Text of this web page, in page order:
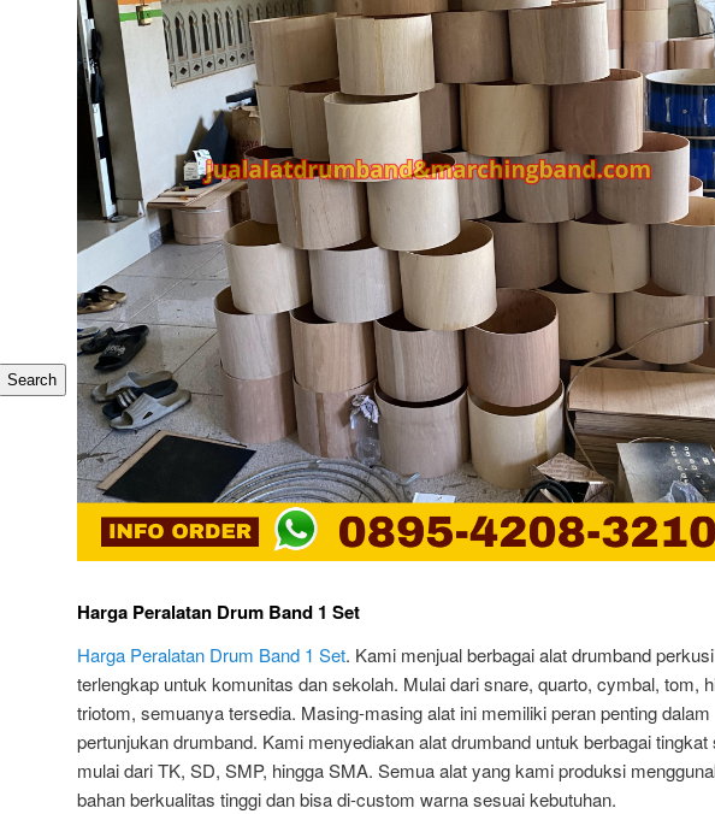
Harga Peralatan Drum Band 1 Set
Harga Peralatan Drum Band 1 Set. Kami menjual berbagai alat drumband perkusi
terlengkap untuk komunitas dan sekolah. Mulai dari snare, quarto, cymbal, tom,
triotom, semuanya tersedia. Masing-masing alat ini memiliki peran penting dalam
pertunjukan drumband. Kami menyediakan alat drumband untuk berbagai tingkat
mulai dari TK, SD, SMP, hingga SMA. Semua alat yang kami produksi
bahan berkualitas tinggi dan bisa di-custom warna sesuai kebutuhan.
Search